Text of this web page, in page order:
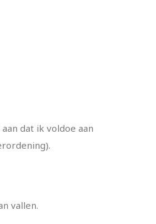
dat ik voldoe aan
vallen.